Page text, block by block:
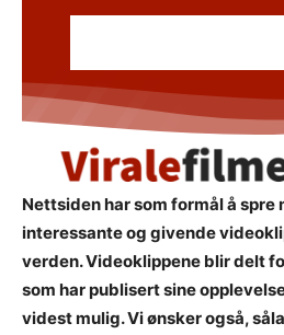
Nettsiden har som formål å spre
interessante og givende
verden. Videoklippene blir delt
som har publisert sine
videst mulig. Vi ønsker også,